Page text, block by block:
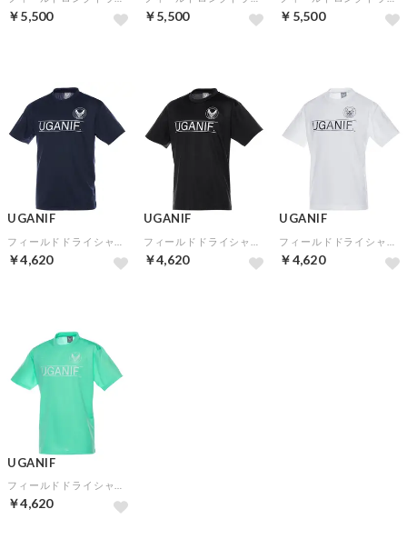
￥5,500 ￥5,500 ￥5,500
UGANIF
￥4,620
UGANIF
￥4,620
UGANIF
￥4,620
UGANIF
￥4,620